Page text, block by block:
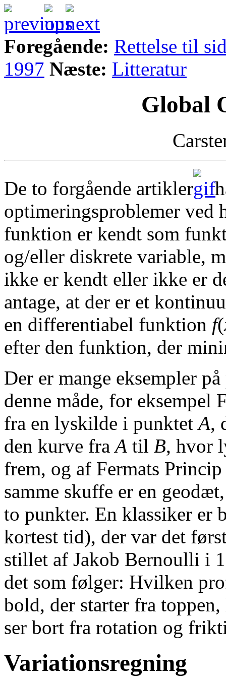
Foregående: Rettelse til
1997 Næste: Litteratur
Global
De to forgående artikler
optimeringsproblemer
funktion er kendt som
og/eller diskrete variable,
ikke er kendt eller ikke er
antage, at der er et
en differentiabel funktion f(
efter den funktion, der
Der er mange eksempler
denne måde, for eksempel
fra en lyskilde i punktetA,
den kurve fraA til B, hvor
frem, og af Fermats
samme skuffe er en
to punkter. En klassiker er
kortest tid), der var det
stillet af Jakob Bernoulli i
det som følger: Hvilken
bold, der starter fra
ser bort fra rotation og
Variationsregning